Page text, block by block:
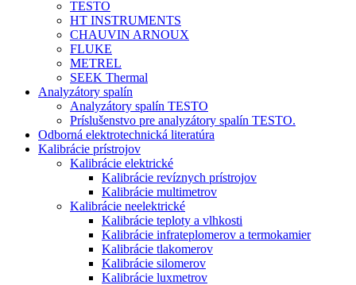
TESTO
HT INSTRUMENTS
CHAUVIN ARNOUX
FLUKE
METREL
SEEK Thermal
Analyzátory spalín
Analyzátory spalín TESTO
Príslušenstvo pre analyzátory spalín TESTO.
Odborná elektrotechnická literatúra
Kalibrácie prístrojov
Kalibrácie elektrické
Kalibrácie revíznych prístrojov
Kalibrácie multimetrov
Kalibrácie neelektrické
Kalibrácie teploty a vlhkosti
Kalibrácie infrateplomerov a termokamier
Kalibrácie tlakomerov
Kalibrácie silomerov
Kalibrácie luxmetrov